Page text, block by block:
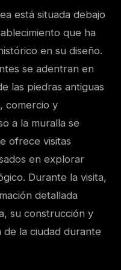
está situada debajo
que ha
en su diseño.
se adentran en
las piedras antiguas
comercio y
a la muralla se
ofrece visitas
en explorar
Durante la visita,
detallada
su construcción y
de la ciudad durante